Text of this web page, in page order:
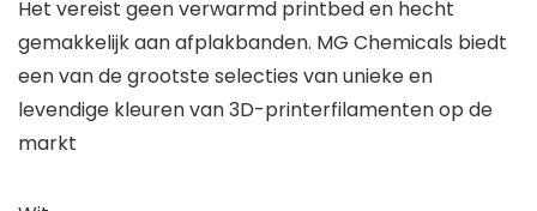
Het vereist geen verwarmd printbed en hecht
gemakkelijk aan afplakbanden. MG Chemicals biedt
een van de grootste selecties van unieke en
levendige kleuren van 3D-printerfilamenten op de
markt